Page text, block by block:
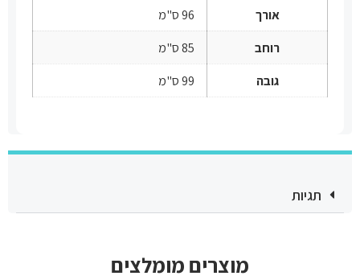
אורך
96 ס"מ
רוחב
85 ס"מ
גובה
99 ס"מ
תגיות
מוצרים מומלצים